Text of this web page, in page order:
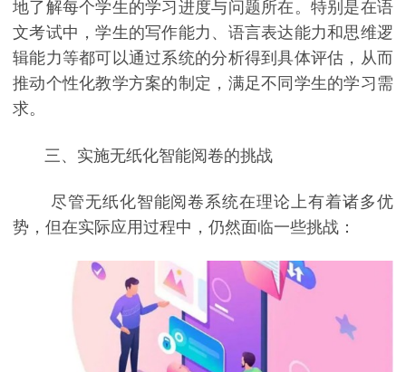
地了解每个学生的学习进度与问题所在。特别是在语
文考试中，学生的写作能力、语言表达能力和思维逻
辑能力等都可以通过系统的分析得到具体评估，从而
推动个性化教学方案的制定，满足不同学生的学习需
求。
三、实施无纸化智能阅卷的挑战
尽管无纸化智能阅卷系统在理论上有着诸多优
势，但在实际应用过程中，仍然面临一些挑战：